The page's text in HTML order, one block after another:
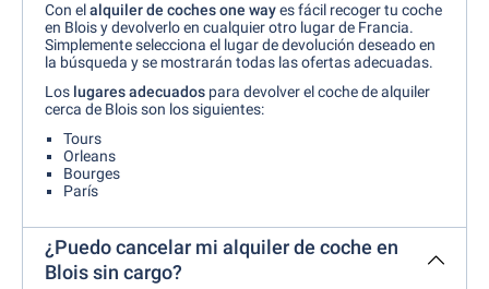
Con elalquiler de coches one wayes fácil recoger tu coche
en Blois y devolverlo en cualquier otro lugar de Francia.
Simplemente selecciona el lugar de devolución deseado en
la búsqueda y se mostrarán todas las ofertas adecuadas.
Los lugares adecuados para devolver el coche de alquiler
cerca de Blois son los siguientes:
Tours
Orleans
Bourges
París
¿Puedo cancelar mi alquiler de coche en
Blois sin cargo?